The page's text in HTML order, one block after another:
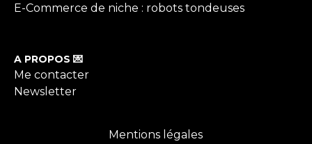
E-Commerce de niche : robots tondeuses
A PROPOS 💌
Me contacter
Newsletter
Mentions légales